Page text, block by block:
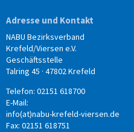
Adresse und Kontakt
NABU Bezirksverband
Krefeld/Viersen e.V.
Geschäftsstelle
Talring 45 · 47802 Krefeld
Telefon: 02151 618700
E-Mail:
info(at)nabu-krefeld-viersen.de
Fax: 02151 618751